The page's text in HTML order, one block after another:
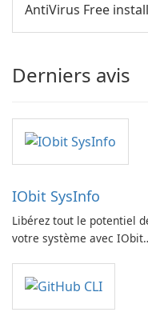
AntiVirus Free
Derniers avis
IObit SysInfo
Libérez tout le potentiel
votre système avec IObit